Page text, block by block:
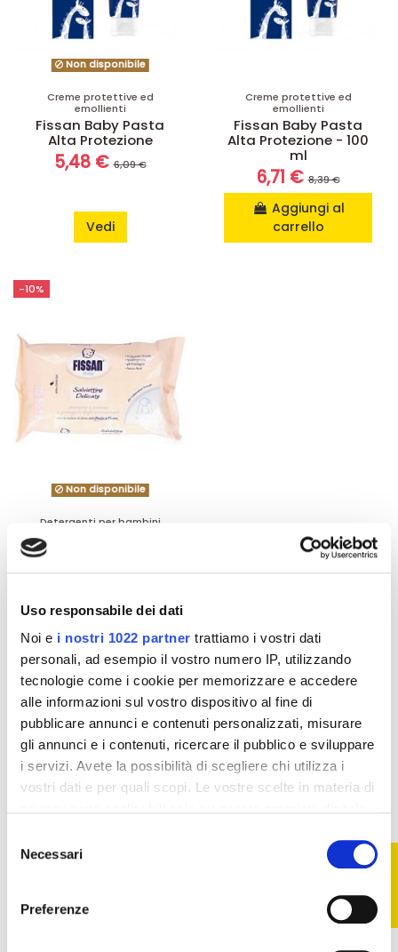
Uso responsabile dei dati
Noi e i nostri 1022 partner trattiamo i vostri dati
personali, ad esempio il vostro numero IP, utilizzando
tecnologie come i cookie per memorizzare e accedere
alle informazioni sul vostro dispositivo al fine di
pubblicare annunci e contenuti personalizzati, misurare
gli annunci e i contenuti, ricercare il pubblico e sviluppare
i servizi. Avete la possibilità di scegliere chi utilizza i
vostri dati e per quali scopi. Le vostre scelte in materia di
modificare o revocare il proprio consenso in qualsiasi
momento dalla Dichiarazione sui cookie o facendo clic
delNecessari
Preferenze
Non disponibile
Creme protettive ed
emollienti
Fissan Baby Pasta
Alta Protezione
5,48 €6,09 €
Vedi
Creme protettive ed
emollienti
Fissan Baby Pasta
Alta Protezione - 100
ml
6,71 €8,39 €
Aggiungi al
carrello
-10%
Non disponibile
Detergenti per bambini
Salviettine Fissan
5,24 €5,82 €
Vedi
Ogni ordine viene elaborato in tempi brevissimi e
FILTRO